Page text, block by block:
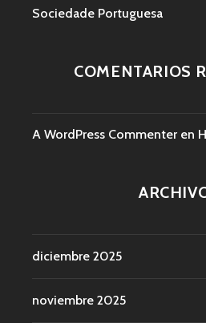
Sociedade Portuguesa
COMENTARIOS
A WordPress Commenter en
diciembre 2025
noviembre 2025